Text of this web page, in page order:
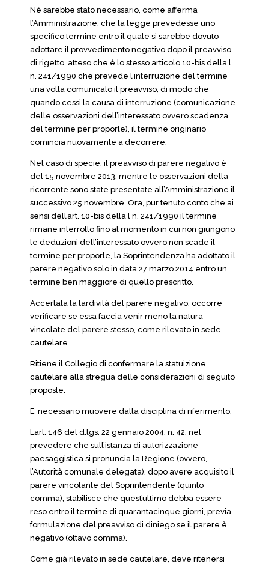
Né sarebbe stato necessario, come afferma
l’Amministrazione, che la legge prevedesse uno
specifico termine entro il quale si sarebbe dovuto
adottare il provvedimento negativo dopo il preavviso
di rigetto, atteso che è lo stesso articolo 10-bis della l.
n. 241/1990 che prevede l’interruzione del termine
una volta comunicato il preavviso, di modo che
quando cessi la causa di interruzione (comunicazione
delle osservazioni dell’interessato ovvero scadenza
del termine per proporle), il termine originario
comincia nuovamente a decorrere.
Nel caso di specie, il preavviso di parere negativo è
del 15 novembre 2013, mentre le osservazioni della
ricorrente sono state presentate all’Amministrazione il
successivo 25 novembre. Ora, pur tenuto conto che ai
sensi dell’art. 10-bis della l n. 241/1990 il termine
rimane interrotto fino al momento in cui non giungono
le deduzioni dell’interessato ovvero non scade il
termine per proporle, la Soprintendenza ha adottato il
parere negativo solo in data 27 marzo 2014 entro un
termine ben maggiore di quello prescritto.
Accertata la tardività del parere negativo, occorre
verificare se essa faccia venir meno la natura
vincolate del parere stesso, come rilevato in sede
cautelare.
Ritiene il Collegio di confermare la statuizione
cautelare alla stregua delle considerazioni di seguito
proposte.
E’ necessario muovere dalla disciplina di riferimento.
L’art. 146 del d.lgs. 22 gennaio 2004, n. 42, nel
prevedere che sull’istanza di autorizzazione
paesaggistica si pronuncia la Regione (ovvero,
l’Autorità comunale delegata), dopo avere acquisito il
parere vincolante del Soprintendente (quinto
comma), stabilisce che quest’ultimo debba essere
reso entro il termine di quarantacinque giorni, previa
formulazione del preavviso di diniego se il parere è
negativo (ottavo comma).
Come già rilevato in sede cautelare, deve ritenersi